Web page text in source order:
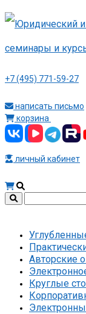
+7 (495) 771-59-27
написать письмо
корзина
личный кабинет
Авторские
Круглые